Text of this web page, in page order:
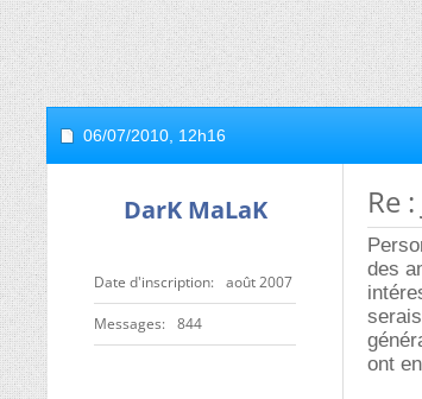
06/07/2010, 12h16
DarK MaLaK
Date d'inscription août 2007
Messages 844
Re
des
ont